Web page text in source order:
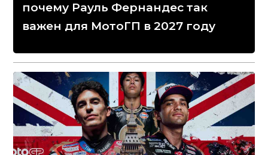
почему Рауль Фернандес так
важен для МотоГП в 2027 году